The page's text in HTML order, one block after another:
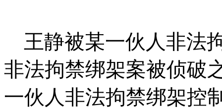
王静被某一伙人非法
非法拘禁绑架案被侦破
一伙人非法拘禁绑架控